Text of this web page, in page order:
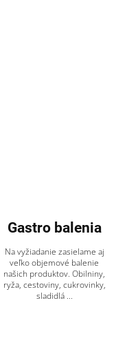
Gastro balenia
Na vyžiadanie zasielame aj
veľko objemové balenie
našich produktov. Obilniny,
ryža, cestoviny, cukrovinky,
sladidlá ...